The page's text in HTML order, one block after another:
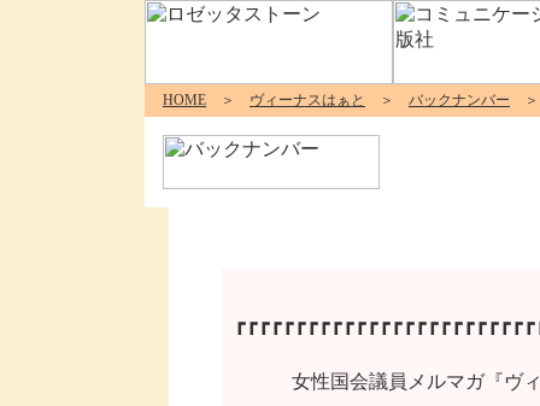
HOME ＞ ヴィーナスはぁと ＞ バックナンバー ＞
　女性国会議員メルマガ『